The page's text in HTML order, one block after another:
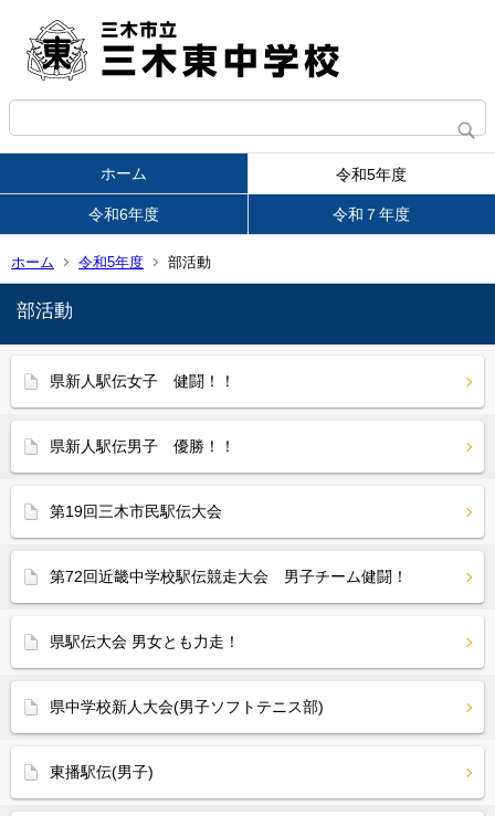
ホーム 令和5年度
令和6年度 令和７年度
ホーム 令和5年度 部活動
部活動
県新人駅伝女子 健闘！！
県新人駅伝男子 優勝！！
第19回三木市民駅伝大会
第72回近畿中学校駅伝競走大会 男子チーム健闘！
県駅伝大会 男女とも力走！
県中学校新人大会(男子ソフトテニス部)
東播駅伝(男子)